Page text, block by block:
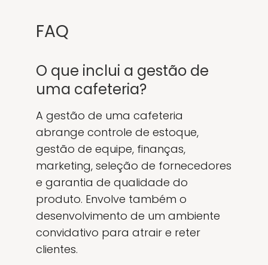
FAQ
O que inclui a gestão de
uma cafeteria?
A gestão de uma cafeteria
abrange controle de estoque,
gestão de equipe, finanças,
marketing, seleção de fornecedores
e garantia de qualidade do
produto. Envolve também o
desenvolvimento de um ambiente
convidativo para atrair e reter
clientes.